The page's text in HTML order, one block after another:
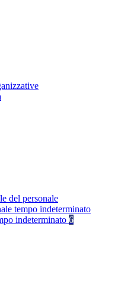
del personale
tempo indeterminato
indeterminato 6